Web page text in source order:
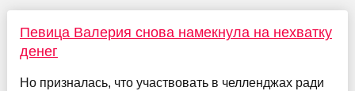
Певица Валерия снова намекнула на нехватку
денег
Но призналась, что участвовать в челленджах ради